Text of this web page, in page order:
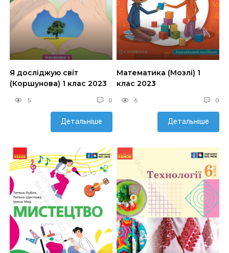
Я досліджую світ
(Коршунова) 1 клас 2023
5 0
Детальніше
Математика (Мозлі) 1
клас 2023
6 0
Детальніше